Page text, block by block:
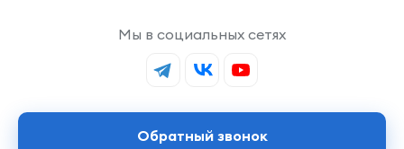
Мы в социальных сетях
Обратный звонок